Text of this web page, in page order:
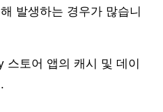
발생하는 경우가 많습니
스토어 앱의 캐시 및 데이